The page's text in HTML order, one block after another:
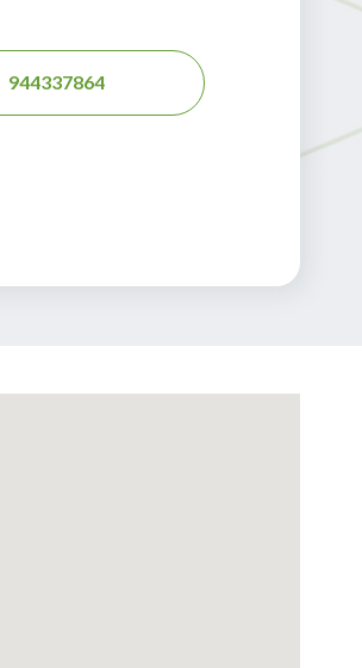
944337864